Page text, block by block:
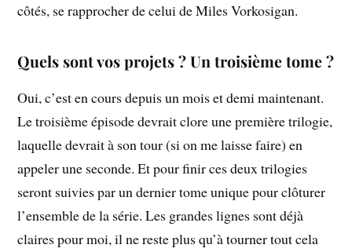
côtés, se rapprocher de celui de Miles Vorkosigan.
Quels sont vos projets ? Un troisième tome ?
Oui, c’est en cours depuis un mois et demi maintenant.
Le troisième épisode devrait clore une première trilogie,
laquelle devrait à son tour (si on me laisse faire) en
appeler une seconde. Et pour finir ces deux trilogies
seront suivies par un dernier tome unique pour clôturer
l’ensemble de la série. Les grandes lignes sont déjà
claires pour moi, il ne reste plus qu’à tourner tout cela